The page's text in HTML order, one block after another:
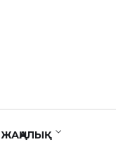
ЖАҢАЛЫҚ